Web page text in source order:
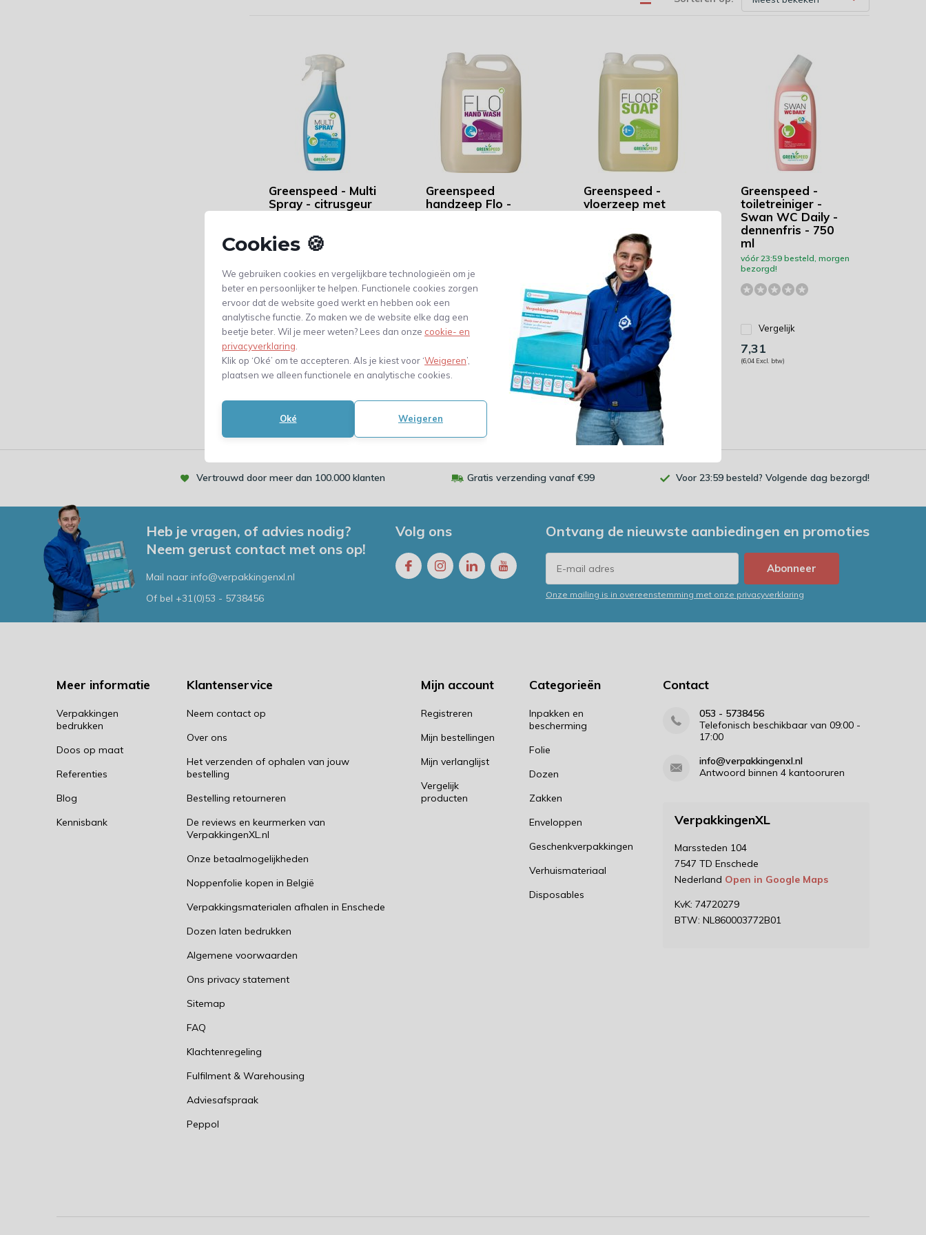
Cookies 🍪
We gebruiken cookies en vergelijkbare technologieën om je
beter en persoonlijker te helpen. Functionele cookies zorgen
ervoor dat de website goed werkt en hebben ook een
analytische functie. Zo maken we de website elke dag een
beetje beter. Wil je meer weten? Lees dan onze cookie- en
privacyverklaring
Klik op ‘Oké’ om te accepteren. Als je kiest voor ‘Weigeren’,
plaatsen we alleen functionele en analytische cookies.
Oké Weigeren
Greenspeed - Multi
Spray - citrusgeur
vóór 23:59 besteld, morgen
bezorgd!
Vergelijk
10,91
(9,02 Excl. btw)
Greenspeed
handzeep Flo -
vóór 23:59 besteld, morgen
bezorgd!
Vergelijk
(19,90 Excl. btw)
Greenspeed -
vloerzeep met
citrusgeur - 5 liter
vóór 23:59 besteld, morgen
bezorgd!
Vergelijk
24,85
(20,54 Excl. btw)
Greenspeed -
toiletreiniger -
Swan WC Daily -
dennenfris - 750
ml
vóór 23:59 besteld, morgen
bezorgd!
Vergelijk
7,31
(6,04 Excl. btw)
Vertrouwd door meer dan 100.000 klanten Gratis verzending vanaf €99 Voor 23:59 besteld? Volgende dag bezorgd!
Heb je vragen, of advies nodig?
Neem gerust contact met ons op!
Mail naar info@verpakkingenxl.nl
Of bel +31(0)53 - 5738456
Volg ons Ontvang de nieuwste aanbiedingen en promoties
Abonneer
Onze mailing is in overeenstemming met onze privacyverklaring
Meer informatie
Verpakkingen
bedrukken
Doos op maat
Referenties
Blog
Kennisbank
Klantenservice
Neem contact op
Over ons
Het verzenden of ophalen van jouw
bestelling
Bestelling retourneren
De reviews en keurmerken van
VerpakkingenXL.nl
Onze betaalmogelijkheden
Noppenfolie kopen in België
Verpakkingsmaterialen afhalen in Enschede
Dozen laten bedrukken
Algemene voorwaarden
Ons privacy statement
Sitemap
FAQ
Klachtenregeling
Fulfilment & Warehousing
Adviesafspraak
Peppol
Mijn account
Registreren
Mijn bestellingen
Mijn verlanglijst
Vergelijk
producten
Categorieën
Inpakken en
bescherming
Folie
Dozen
Zakken
Enveloppen
Geschenkverpakkingen
Verhuismateriaal
Disposables
Contact
053 - 5738456
Telefonisch beschikbaar van 09:00 -
17:00
info@verpakkingenxl.nl
Antwoord binnen 4 kantooruren
VerpakkingenXL
Marssteden 104
7547 TD Enschede
Nederland Open in Google Maps
KvK: 74720279
BTW: NL860003772B01